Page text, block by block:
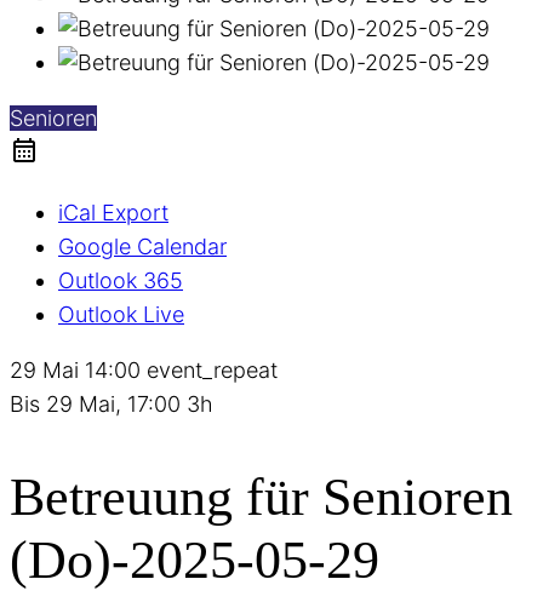
Senioren
iCal Export
Google Calendar
Outlook 365
Outlook Live
29 Mai 14:00 event_repeat
Bis 29 Mai, 17:00 3h
Betreuung für Senioren
(Do)-2025-05-29